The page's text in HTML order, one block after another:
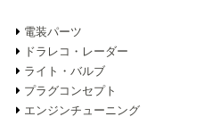
電装パーツ
ドラレコ・レーダー
ライト・バルブ
プラグコンセプト
エンジンチューニング